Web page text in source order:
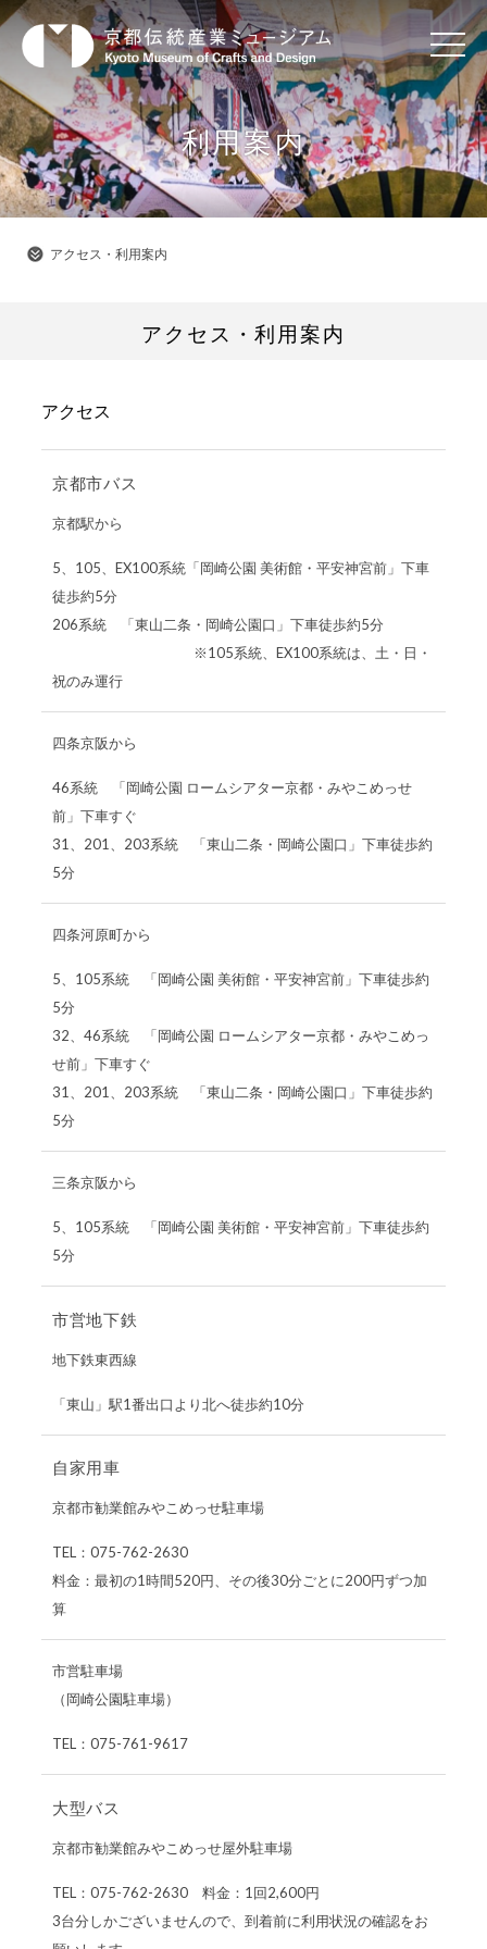
利用案内
アクセス・利用案内
アクセス・利用案内
アクセス
京都市バス
京都駅から
5、105、EX100系統「岡崎公園 美術館・平安神宮前」下車
徒歩約5分
206系統 「東山二条・岡崎公園口」下車徒歩約5分
※105系統、EX100系統は、土・日・
祝のみ運行
四条京阪から
46系統 「岡崎公園 ロームシアター京都・みやこめっせ
前」下車すぐ
31、201、203系統 「東山二条・岡崎公園口」下車徒歩約
5分
四条河原町から
5、105系統 「岡崎公園 美術館・平安神宮前」下車徒歩約
5分
32、46系統 「岡崎公園 ロームシアター京都・みやこめっ
せ前」下車すぐ
31、201、203系統 「東山二条・岡崎公園口」下車徒歩約
5分
三条京阪から
5、105系統 「岡崎公園 美術館・平安神宮前」下車徒歩約
5分
市営地下鉄
地下鉄東西線
「東山」駅1番出口より北へ徒歩約10分
自家用車
京都市勧業館みやこめっせ駐車場
TEL：075-762-2630
料金：最初の1時間520円、その後30分ごとに200円ずつ加
算
市営駐車場
（岡崎公園駐車場）
TEL：075-761-9617
大型バス
京都市勧業館みやこめっせ屋外駐車場
TEL：075-762-2630 料金：1回2,600円
3台分しかございませんので、到着前に利用状況の確認をお